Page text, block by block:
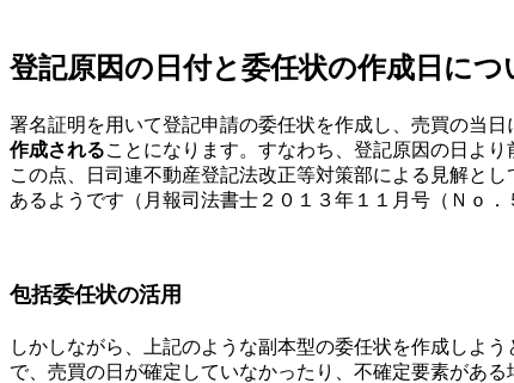
登記原因の日付と委任状の作成日につ
署名証明を用いて登記申請の委任状を作成し、売買の当
作成されることになります。すなわち、登記原因の日よ
この点、日司連不動産登記法改正等対策部による見解とし
あるようです（月報司法書士２０１３年１１月号（Ｎｏ
包括委任状の活用
しかしながら、上記のような副本型の委任状を作成しよ
で、売買の日が確定していなかったり、不確定要素がある